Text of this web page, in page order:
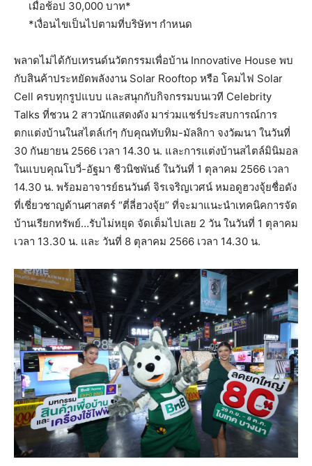
เมื่อช้อป 30,000 บาท*
*เงื่อนไขเป็นไปตามที่บริษัทฯ กำหนด
พลาดไม่ได้กับเทรนด์นวัตกรรมเพื่อบ้าน Innovative House พบ
กับสินค้าประหยัดพลังงาน Solar Rooftop หรือ โคมไฟ Solar
Cell ครบทุกรูปแบบ และสนุกกับกิจกรรมบนเวที Celebrity
Talks ที่ชวน 2 สาวนักแสดงดัง มาร่วมแชร์ประสบการณ์การ
ตกแต่งบ้านในสไตล์เก๋ๆ กับคุณทับทิม-มัลลิกา จงวัฒนา ในวันที่
30 กันยายน 2566 เวลา 14.30 น. และการแต่งบ้านสไตล์มินิมอล
ในแบบคุณโบวี่-อัฐมา ชีวนิชพันธ์ ในวันที่ 1 ตุลาคม 2566 เวลา
14.30 น. พร้อมอาจารย์ธนวันต์ จิรเจริญเวศน์ หมอดูฮวงจุ้ยชื่อดัง
ที่เชี่ยวชาญด้านศาสตร์ “ตี่ลี่ฮวงจุ้ย” ที่จะมาแนะนำเทคนิคการจัด
บ้านเรียกทรัพย์…รับไม่หยุด จัดเต็มไปเลย 2 วัน ในวันที่ 1 ตุลาคม
เวลา 13.30 น. และ วันที่ 8 ตุลาคม 2566 เวลา 14.30 น.